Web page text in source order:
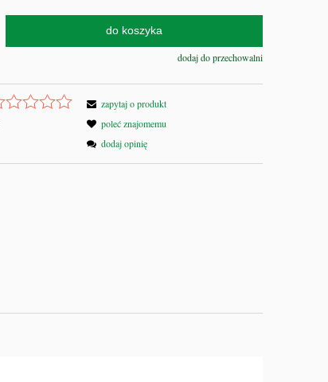
do koszyka
dodaj do przechowalni
zapytaj o produkt
poleć znajomemu
dodaj opinię